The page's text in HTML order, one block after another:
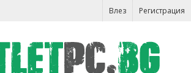
Влез Регистрация